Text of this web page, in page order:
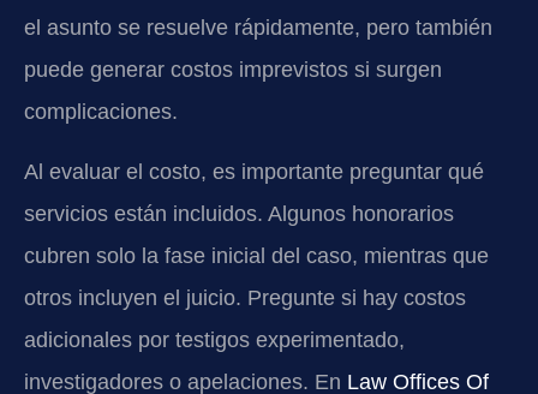
el asunto se resuelve rápidamente, pero también
puede generar costos imprevistos si surgen
complicaciones.
Al evaluar el costo, es importante preguntar qué
servicios están incluidos. Algunos honorarios
cubren solo la fase inicial del caso, mientras que
otros incluyen el juicio. Pregunte si hay costos
adicionales por testigos experimentado,
investigadores o apelaciones. En Law Offices Of